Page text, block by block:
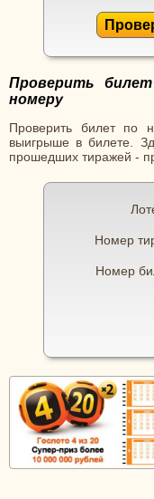
Проверить
номеру
Проверить билет по
выигрыше в билете.
прошедших тиражей -
Номер
Номер